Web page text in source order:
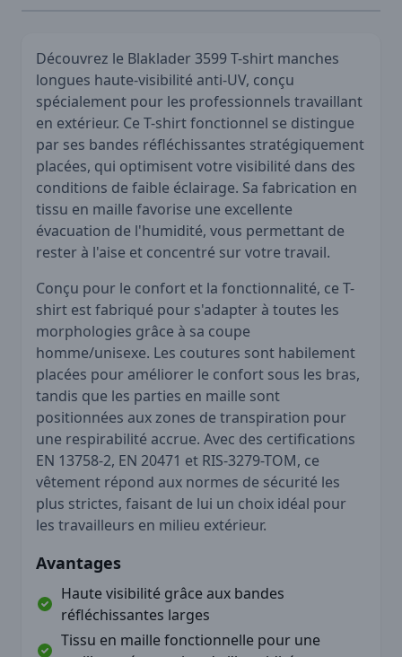
Découvrez le Blaklader 3599 T-shirt manches
longues haute-visibilité anti-UV, conçu
spécialement pour les professionnels travaillant
en extérieur. Ce T-shirt fonctionnel se distingue
par ses bandes réfléchissantes stratégiquement
placées, qui optimisent votre visibilité dans des
conditions de faible éclairage. Sa fabrication en
tissu en maille favorise une excellente
évacuation de l'humidité, vous permettant de
rester à l'aise et concentré sur votre travail.
Conçu pour le confort et la fonctionnalité, ce T-
shirt est fabriqué pour s'adapter à toutes les
morphologies grâce à sa coupe
homme/unisexe. Les coutures sont habilement
placées pour améliorer le confort sous les bras,
tandis que les parties en maille sont
positionnées aux zones de transpiration pour
une respirabilité accrue. Avec des certifications
EN 13758-2, EN 20471 et RIS-3279-TOM, ce
vêtement répond aux normes de sécurité les
plus strictes, faisant de lui un choix idéal pour
les travailleurs en milieu extérieur.
Avantages
Haute visibilité grâce aux bandes
réfléchissantes larges
Tissu en maille fonctionnelle pour une